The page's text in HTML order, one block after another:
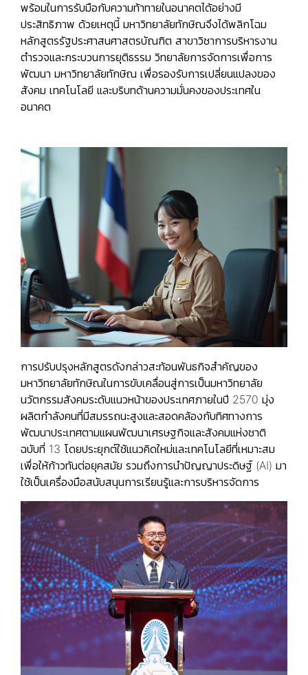
พร้อมในการรับมือกับความท้าทายในอนาคตได้อย่างมี
ประสิทธิภาพ ด้วยเหตุนี้ มหาวิทยาลัยทักษิณจึงได้พลิกโฉม
หลักสูตรรัฐประศาสนศาสตรบัณฑิต สาขาวิชาการบริหารงาน
ตำรวจและกระบวนการยุติธรรม วิทยาลัยการจัดการเพื่อการ
พัฒนา มหาวิทยาลัยทักษิณ เพื่อรองรับการเปลี่ยนแปลงของ
สังคม เทคโนโลยี และบริบทด้านความมั่นคงของประเทศใน
อนาคต
การปรับปรุงหลักสูตรดังกล่าวสะท้อนพันธกิจสำคัญของ
มหาวิทยาลัยทักษิณในการขับเคลื่อนสู่การเป็นมหาวิทยาลัย
นวัตกรรมสังคมระดับแนวหน้าของประเทศภายในปี 2570 มุ่ง
ผลิตกำลังคนที่มีสมรรถนะสูงและสอดคล้องกับทิศทางการ
พัฒนาประเทศตามแผนพัฒนาเศรษฐกิจและสังคมแห่งชาติ
ฉบับที่ 13 โดยประยุกต์ใช้แนวคิดใหม่และเทคโนโลยีที่เหมาะสม
เพื่อให้ก้าวทันต่อยุคสมัย รวมถึงการนำปัญญาประดิษฐ์ (AI) มา
ใช้เป็นเครื่องมือสนับสนุนการเรียนรู้และการบริหารจัดการ